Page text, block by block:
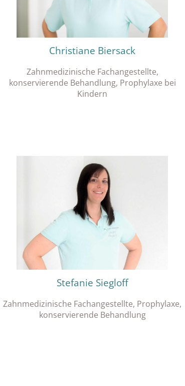
Christiane Biersack
Zahnmedizinische Fachangestellte,
konservierende Behandlung, Prophylaxe bei
Kindern
Stefanie Siegloff
Zahnmedizinische Fachangestellte, Prophylaxe,
konservierende Behandlung